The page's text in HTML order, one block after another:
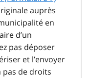
auprès
en
d’un
pas déposer
et l’envoyer
pas de droits